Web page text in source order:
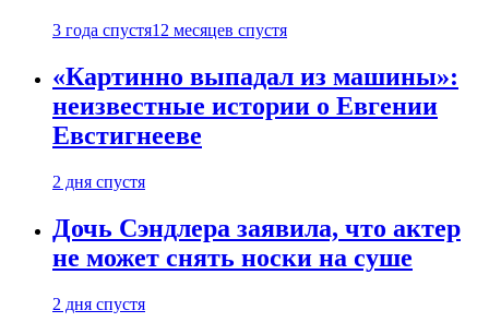
3 года спустя12 месяцев спустя
«Картинно выпадал из машины»:
неизвестные истории о Евгении
Евстигнееве
2 дня спустя
Дочь Сэндлера заявила, что актер
не может снять носки на суше
2 дня спустя